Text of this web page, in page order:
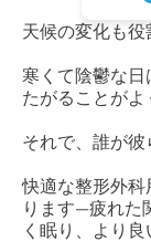
天候の変化も役
寒くて陰鬱な
たがることがよ
それで、誰が
快適な整形外
ります—疲れた
く眠り、より